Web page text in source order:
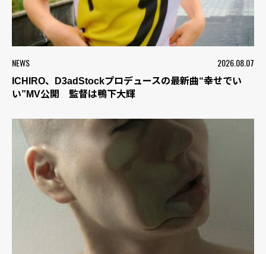
NEWS 2026.08.07
ICHIRO、D3adStockプロデュースの最新曲“幸せでい
い”MV公開 監督は鴨下大輝